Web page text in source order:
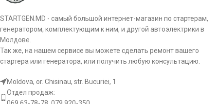
STARTGEN.MD - самый большой интернет-магазин по стартерам,
генератором, комплектующим к ним, и другой автоэлектрики в
Молдове.
Так же, на нашем сервисе вы можете сделать ремонт вашего
стартера или генератора, или получить любую консультацию.
Moldova, or. Chisinau, str. Bucuriei, 1
Отдел продаж: